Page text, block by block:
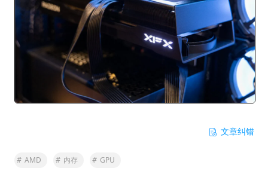
文章纠错
# AMD # 内存 # GPU